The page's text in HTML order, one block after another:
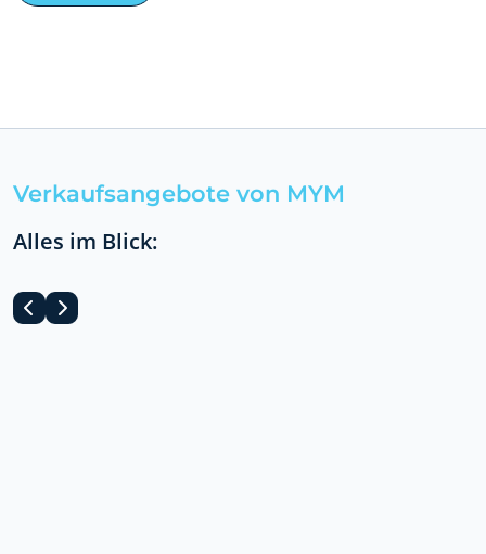
Verkaufsangebote von MYM
Alles im Blick: